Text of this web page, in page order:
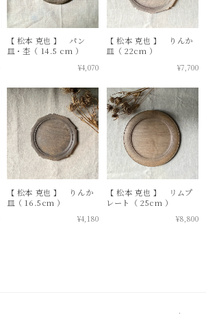
【 松本 克也 】 パン
皿・杢（ 14.5 cm ）
¥4,070
【 松本 克也 】 りんか
皿（ 22cm ）
¥7,700
【 松本 克也 】 りんか
皿（ 16.5cm ）
¥4,180
【 松本 克也 】 リムプ
レート（ 25cm ）
¥8,800